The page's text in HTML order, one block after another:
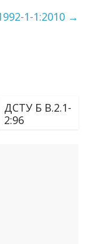
1-1:2010 →
ДСТУ Б В.2.1-
2:96